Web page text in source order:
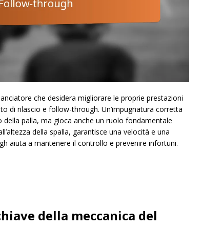
che desidera migliorare le proprie prestazioni
di rilascio e follow-through. Un’impugnatura corretta
palla, ma gioca anche un ruolo fondamentale
della spalla, garantisce una velocità e una
aiuta a mantenere il controllo e prevenire infortuni.
della meccanica del